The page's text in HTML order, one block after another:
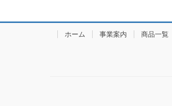
ホーム 事業案内 商品一覧